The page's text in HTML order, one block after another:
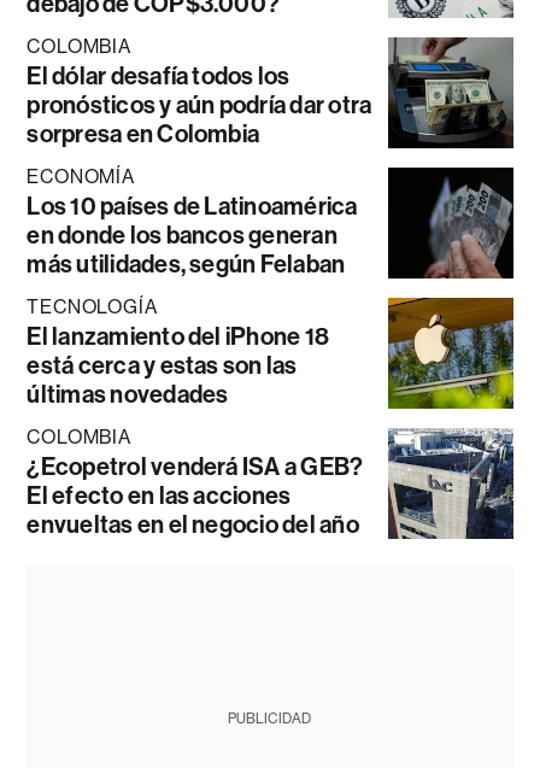
COLOMBIA
El dólar desafía todos los
pronósticos y aún podría dar otra
sorpresa en Colombia
ECONOMÍA
Los 10 países de Latinoamérica
en donde los bancos generan
más utilidades, según Felaban
TECNOLOGÍA
El lanzamiento del iPhone 18
está cerca y estas son las
últimas novedades
COLOMBIA
¿Ecopetrol venderá ISA a GEB?
El efecto en las acciones
envueltas en el negocio del año
PUBLICIDAD